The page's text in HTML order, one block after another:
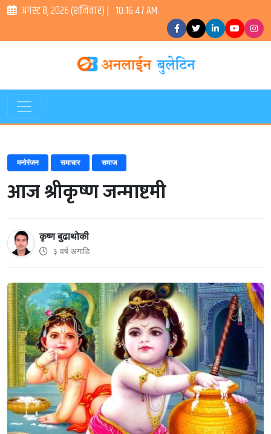
अगस्ट ८, २०२६ (शनिबार) | 10:16:48 AM
मनोरंजन समाचार समाज
आज श्रीकृष्ण जन्माष्टमी
कृष्ण बुढाथोकी
३ वर्ष अगाडि